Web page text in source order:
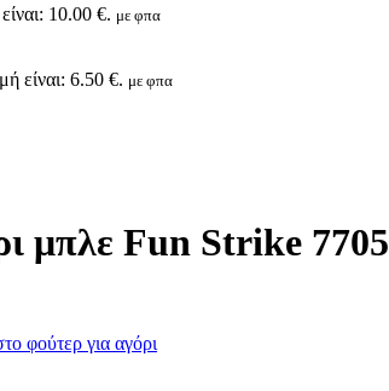
10.00 €. με φπα
είναι: 6.50 €. με φπα
μπλε Fun Strike 7705
φούτερ για αγόρι